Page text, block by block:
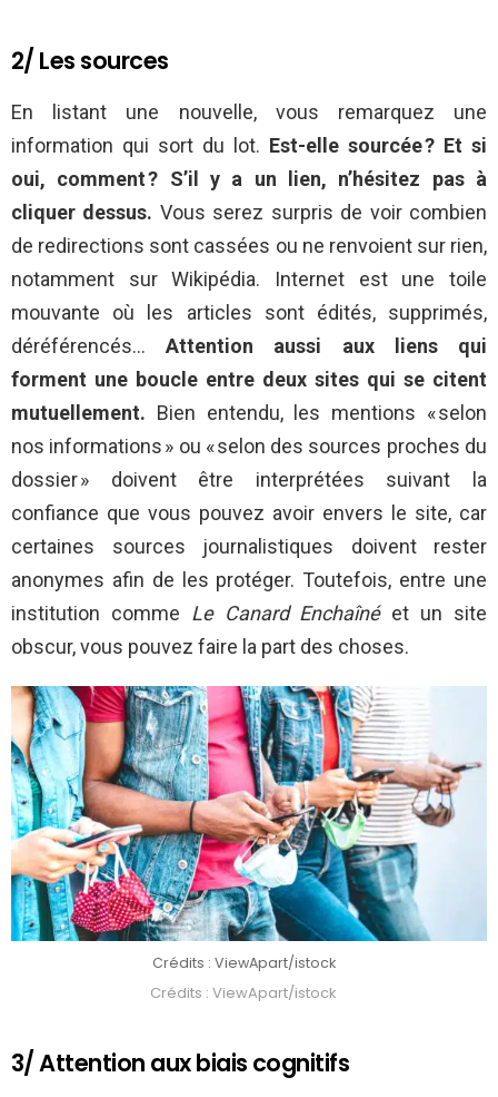
2/ Les sources
En listant une nouvelle, vous remarquez une
information qui sort du lot. Est-elle sourcée ? Et si
oui, comment ? S’il y a un lien, n’hésitez pas à
cliquer dessus. Vous serez surpris de voir combien
de redirections sont cassées ou ne renvoient sur rien,
notamment sur Wikipédia. Internet est une toile
mouvante où les articles sont édités, supprimés,
déréférencés…Attention aussi aux liens qui
forment une boucle entre deux sites qui se citent
mutuellement. Bien entendu, les mentions « selon
nos informations » ou « selon des sources proches du
dossier » doivent être interprétées suivant la
confiance que vous pouvez avoir envers le site, car
certaines sources journalistiques doivent rester
anonymes afin de les protéger. Toutefois, entre une
institution comme Le Canard Enchaînéet un site
obscur, vous pouvez faire la part des choses.
Crédits : ViewApart/istock
Crédits : ViewApart/istock
3/ Attention aux biais cognitifs